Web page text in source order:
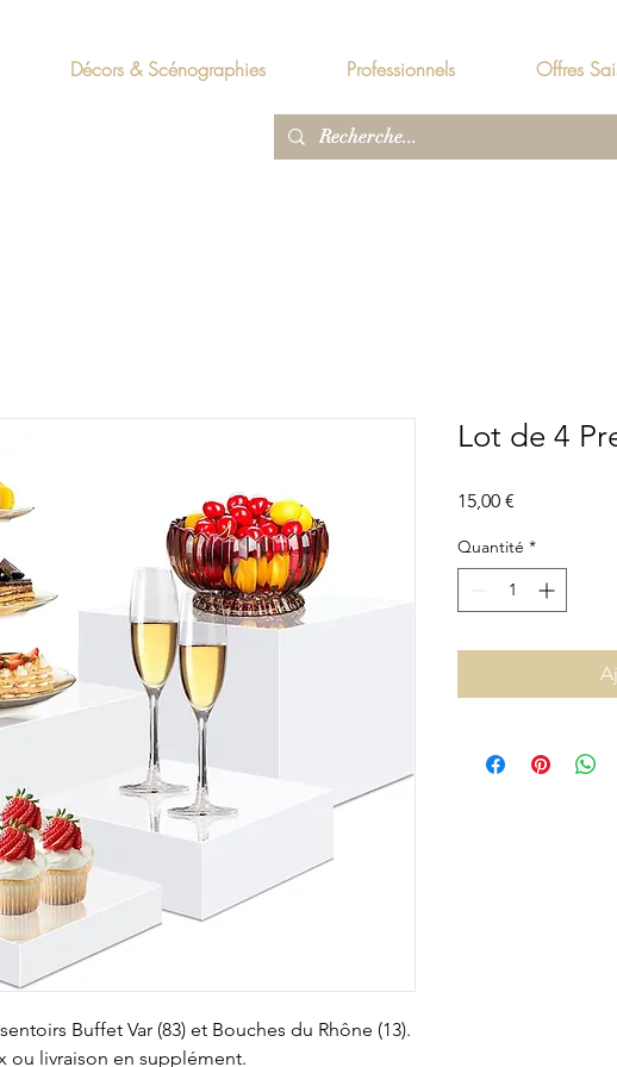
Décors & Scénographies Professionnels Offres
Buffet Var (83) et Bouches du Rhône (13).
ou livraison en supplément.
Lot de 4
15,00 €
Quantité *